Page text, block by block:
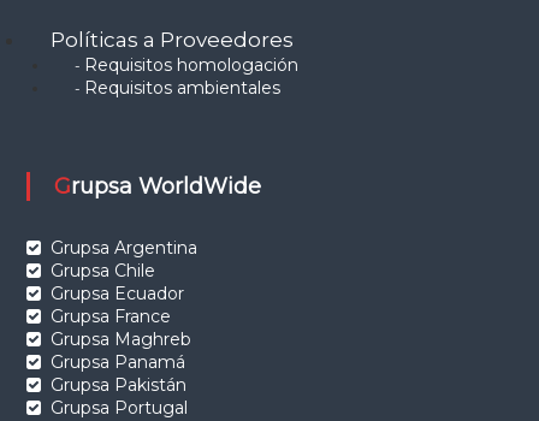
Políticas a Proveedores
- Requisitos homologación
- Requisitos ambientales
Grupsa WorldWide
Grupsa Argentina
Grupsa Chile
Grupsa Ecuador
Grupsa France
Grupsa Maghreb
Grupsa Panamá
Grupsa Pakistán
Grupsa Portugal